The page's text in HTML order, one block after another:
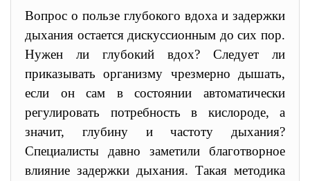
Вопрос о пользе глубокого вдоха и задержки
дыхания остается дискуссионным до сих пор.
Нужен ли глубокий вдох? Следует ли
приказывать организму чрезмерно дышать,
если он сам в состоянии автоматически
регулировать потребность в кислороде, а
значит, глубину и частоту дыхания?
Специалисты давно заметили благотворное
влияние задержки дыхания. Такая методика